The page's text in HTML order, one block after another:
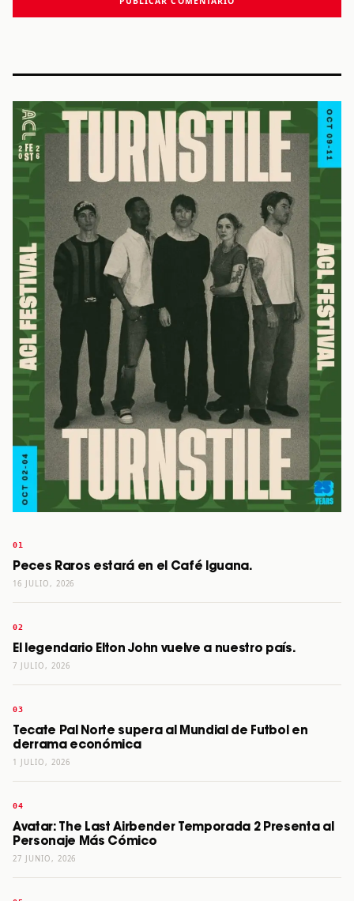
Peces Raros estará en el Café Iguana.
16 JULIO, 2026
El legendario Elton John vuelve a nuestro país.
7 JULIO, 2026
Tecate Pal Norte supera al Mundial de Futbol en
derrama económica
1 JULIO, 2026
Avatar: The Last Airbender Temporada 2 Presenta al
Personaje Más Cómico
27 JUNIO, 2026